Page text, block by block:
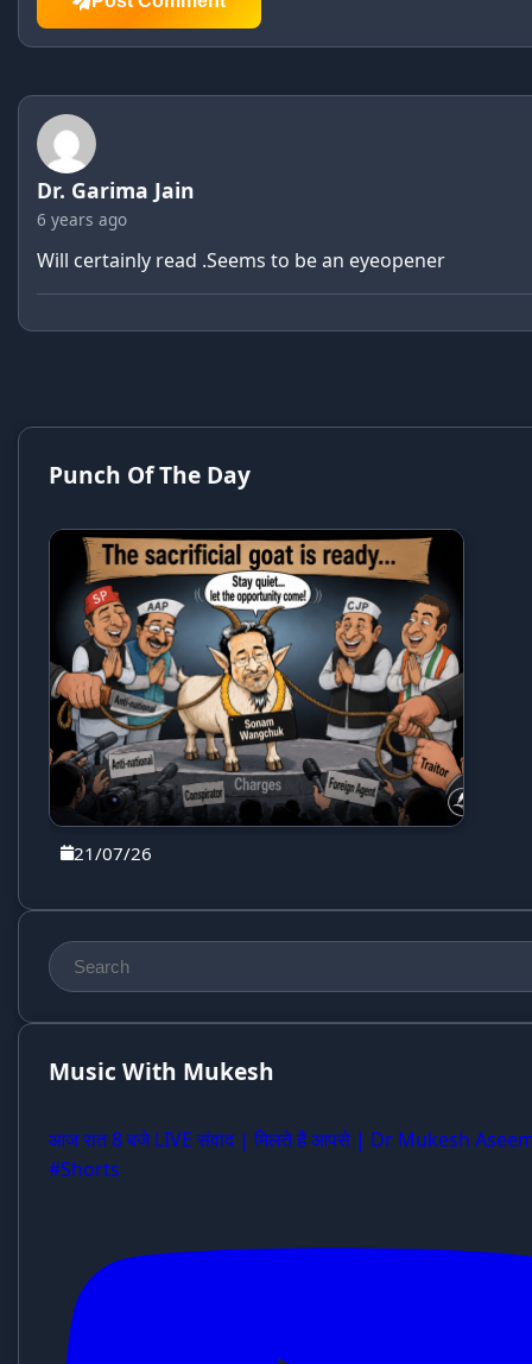
Dr. Garima Jain
6 years ago
Will certainly read .Seems to be an eyeopener
Punch Of The Day
21/07/26
Music With Mukesh
आज रात 8 बजे LIVE संवाद | मिलते हैं आपसे | Dr Mukesh
#Shorts